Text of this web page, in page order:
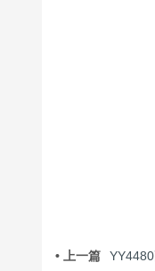
• 上一篇